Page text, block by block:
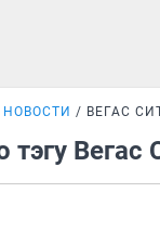
НОВОСТИ ВЕГАС
тэгу Вегас